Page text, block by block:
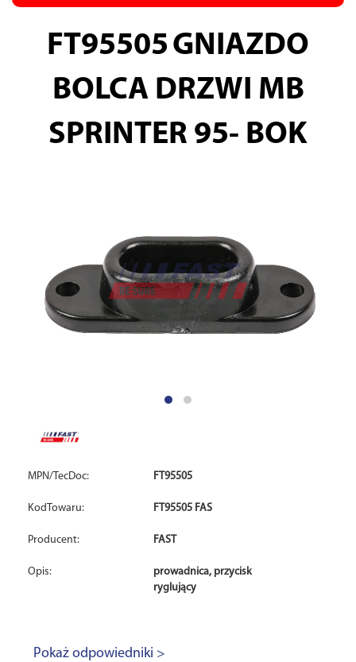
FT95505 GNIAZDO
BOLCA DRZWI MB
SPRINTER 95- BOK
MPN/TecDoc: FT95505
KodTowaru: FT95505 FAS
Producent: FAST
Opis:
prowadnica, przycisk
ryglujący
Pokaż odpowiedniki >